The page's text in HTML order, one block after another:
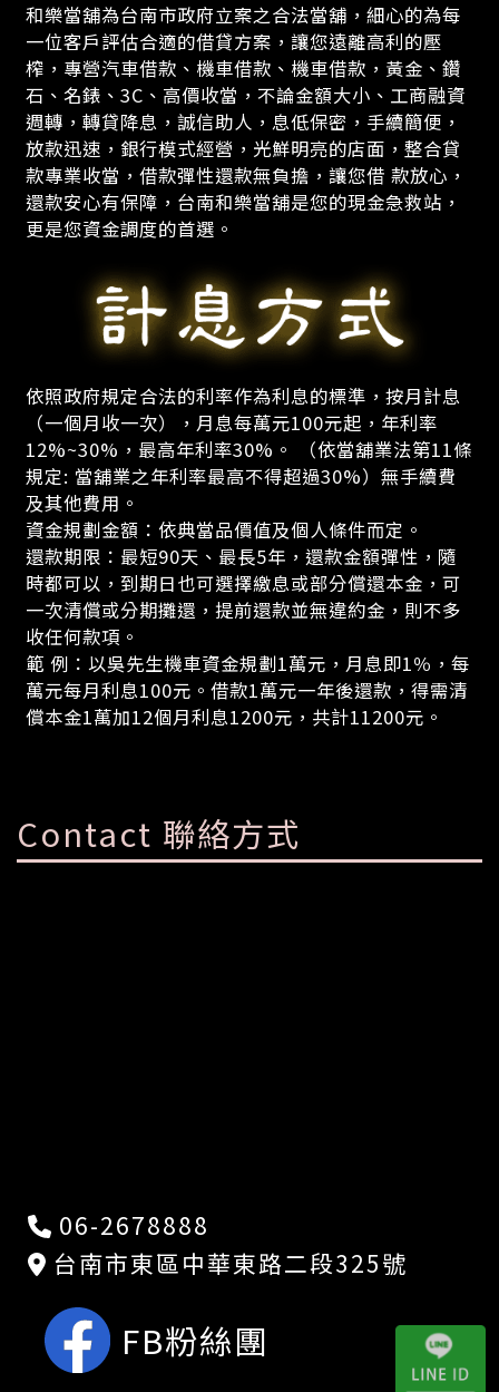
和樂當舖為台南市政府立案之合法當舖，細心的為每
一位客戶評估合適的借貸方案，讓您遠離高利的壓
榨，專營汽車借款、機車借款、機車借款，黃金、鑽
石、名錶、3C、高價收當，不論金額大小、工商融資
週轉，轉貸降息，誠信助人，息低保密，手續簡便，
放款迅速，銀行模式經營，光鮮明亮的店面，整合貸
款專業收當，借款彈性還款無負擔，讓您借 款放心，
還款安心有保障，台南和樂當舖是您的現金急救站，
更是您資金調度的首選。
依照政府規定合法的利率作為利息的標準，按月計息
（一個月收一次），月息每萬元100元起，年利率
12%~30%，最高年利率30%。 （依當舖業法第11條
規定: 當舖業之年利率最高不得超過30%）無手續費
及其他費用。
資金規劃金額：依典當品價值及個人條件而定。
還款期限：最短90天、最長5年，還款金額彈性，隨
時都可以，到期日也可選擇繳息或部分償還本金，可
一次清償或分期攤還，提前還款並無違約金，則不多
收任何款項。
範 例：以吳先生機車資金規劃1萬元，月息即1％，每
萬元每月利息100元。借款1萬元一年後還款，得需清
償本金1萬加12個月利息1200元，共計11200元。
Contact 聯絡方式
06-2678888
台南市東區中華東路二段325號
FB粉絲團